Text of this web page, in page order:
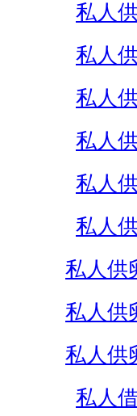
私人
私人
私人
私人
私人
私人
私人供
私人供
私人供
私人